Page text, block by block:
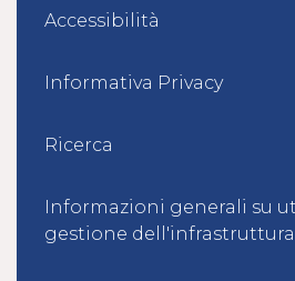
Accessibilità
Informativa Privacy
Ricerca
Informazioni generali su
gestione dell'infrastruttura